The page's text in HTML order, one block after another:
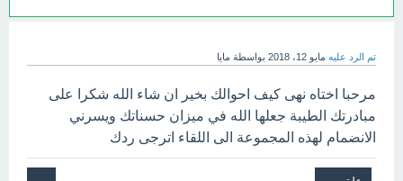
تم الرد عليه مايو 12، 2018 بواسطة مايا
مرحبا اختاه نهى كيف احوالك بخير ان شاء الله شكرا على
مبادرتك الطيبة جعلها الله في ميزان حسناتك ويسرني
الانضمام لهذه المجموعة الى اللقاء اترجى ردك